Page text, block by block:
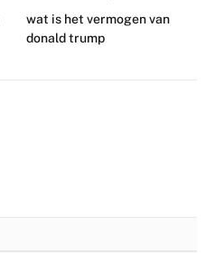
wat is het vermogen van
donald trump